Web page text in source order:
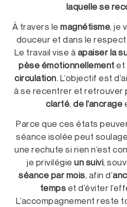
laquelle se
À travers le magnétisme, je
douceur et dans le
Le travail vise àapaiser la
pèse émotionnellementet
circulation. L’objectif est
à se recentrer et
clarté,de l’ancrage
Parce que ces états
séance isolée peut
une rechute si rien n’est
je privilégieun suivi,
séance par mois, afin d’
tempset d’éviter
L’accompagnement reste